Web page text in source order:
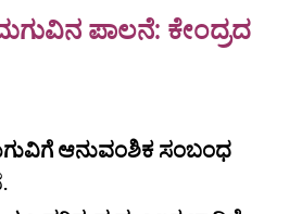
ಪಾಲನೆ: ಕೇಂದ್ರದ
ಆನುವಂಶಿಕ ಸಂಬಂಧ